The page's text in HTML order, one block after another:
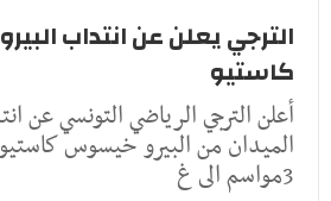
الترجي يعلن عن انتداب
كاستيو
أعلن الترجي الرياضي التونسي عن
الميدان من البيرو خيسوس
3مواسم الى غ